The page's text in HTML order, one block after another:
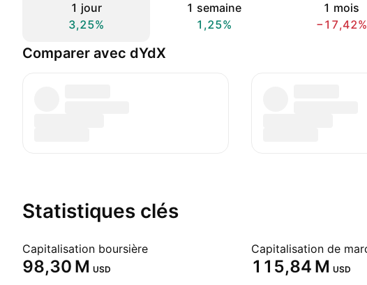
1 jour
3,25%
1 semaine
1,25%
1 mois
−17,42%
Comparer avec dYdX
Statistiques clés
Capitalisation boursière
‪98,30 M‬ USD ‪115,84 M‬ USD